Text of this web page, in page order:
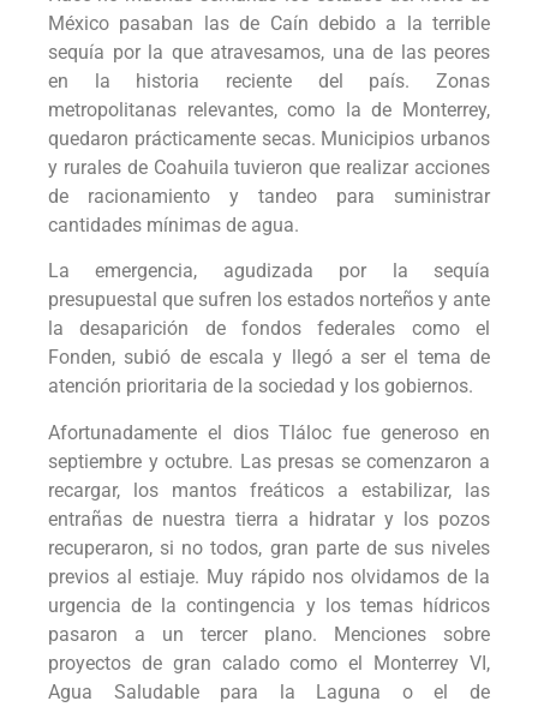
México pasaban las de Caín debido a la terrible
sequía por la que atravesamos, una de las peores
en la historia reciente del país. Zonas
metropolitanas relevantes, como la de Monterrey,
quedaron prácticamente secas. Municipios urbanos
y rurales de Coahuila tuvieron que realizar acciones
de racionamiento y tandeo para suministrar
cantidades mínimas de agua.
La emergencia, agudizada por la sequía
presupuestal que sufren los estados norteños y ante
la desaparición de fondos federales como el
Fonden, subió de escala y llegó a ser el tema de
atención prioritaria de la sociedad y los gobiernos.
Afortunadamente el dios Tláloc fue generoso en
septiembre y octubre. Las presas se comenzaron a
recargar, los mantos freáticos a estabilizar, las
entrañas de nuestra tierra a hidratar y los pozos
recuperaron, si no todos, gran parte de sus niveles
previos al estiaje. Muy rápido nos olvidamos de la
urgencia de la contingencia y los temas hídricos
pasaron a un tercer plano. Menciones sobre
proyectos de gran calado como el Monterrey VI,
Agua Saludable para la Laguna o el de